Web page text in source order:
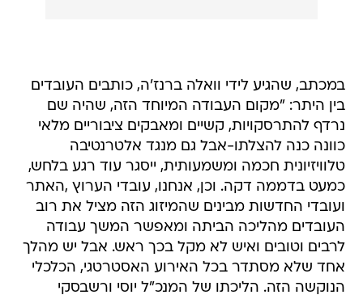
במכתב, שהגיע לידי וואלה ברנז'ה, כותבים העובדים
בין היתר: "מקום העבודה המיוחד הזה, שהיה שם
נרדף להתרסקויות, קשיים ומאבקים ציבוריים מלאי
כוונה כנה להצלתו-אבל גם מנגד אלטרנטיבה
טלוויזיונית חכמה ומשמעותית, ייסגר עוד רגע בלחש,
כמעט בדממה דקה. וכן, אנחנו, עובדי הערוץ ,האתר
ועובדי החדשות מבינים שהמיזוג הזה מציל את רוב
העובדים מהליכה הביתה ומאפשר המשך עבודה
לרבים וטובים ואיש לא מקל בכך ראש. אבל יש מהלך
אחד שלא מסתדר בכל האירוע האסטרטגי, הכלכלי
הנוקשה הזה. הליכתו של המנכ"ל יוסי ורשבסקי